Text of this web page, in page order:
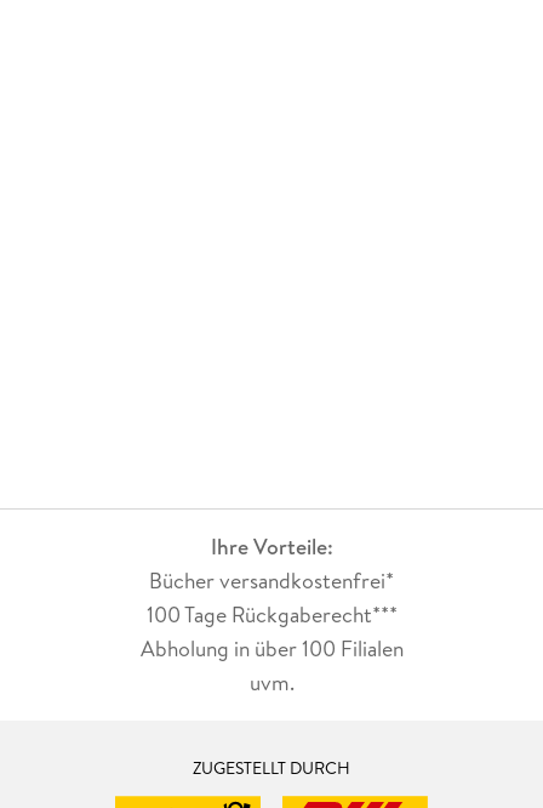
Ihre Vorteile:
Bücher versandkostenfrei*
100 Tage Rückgaberecht***
Abholung in über 100 Filialen
uvm.
ZUGESTELLT DURCH